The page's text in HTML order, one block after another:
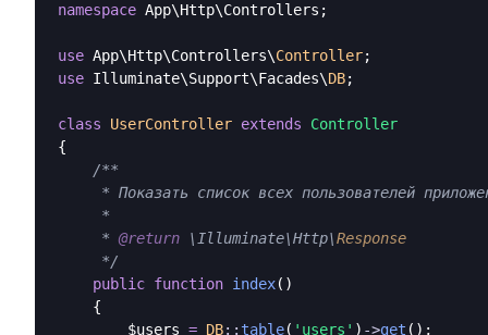
namespace App\Http\Controllers;
use App\Http\Controllers\Controller
use Illuminate\Support\Facades\DB;
class UserController extends
Controller
{
/**
* Показать список всех пользователей
     *
     *
@return \Illuminate\Http\Response
     */
public function index()
    {
        $users
= DB::table( 'users' ) ->get ();